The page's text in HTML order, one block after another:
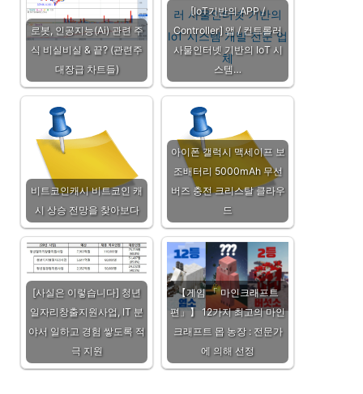
로봇, 인공지능(Ai) 관련 주
식 비실비실 & 끝? (관련주
대장급 차트들)
[IoT기반의 APP /
Controller] 앱 / 컨트롤러
사물인터넷 기반의 IoT 시
스템…
비트코인캐시 비트코인 캐
시 상승 전망을 찾아보다
아이폰 갤럭시 맥세이프 보
조배터리 5000mAh 무선
버즈 충전 크리스탈 클라우
드
[사실은 이렇습니다] 청년
일자리창출지원사업, IT 분
야서 일하고 경험 쌓도록 적
극 지원
【게임 「 마인크래프트
편」】 12가지 최고의 마인
크래프트 몹 농장 : 전문가
에 의해 선정